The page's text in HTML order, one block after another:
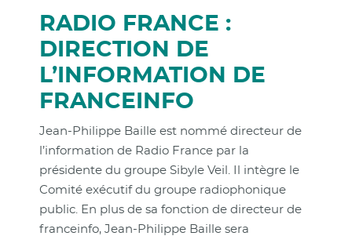
RADIO FRANCE :
DIRECTION DE
L’INFORMATION DE
FRANCEINFO
Jean-Philippe Baille est nommé directeur de
l’information de Radio France par la
présidente du groupe Sibyle Veil. Il intègre le
Comité exécutif du groupe radiophonique
public. En plus de sa fonction de directeur de
franceinfo, Jean-Philippe Baille sera